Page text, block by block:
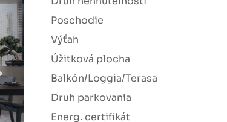
Poschodie
Výťah
Úžitková plocha
Balkón/Loggia/Terasa
Druh parkovania
Energ. certifikát